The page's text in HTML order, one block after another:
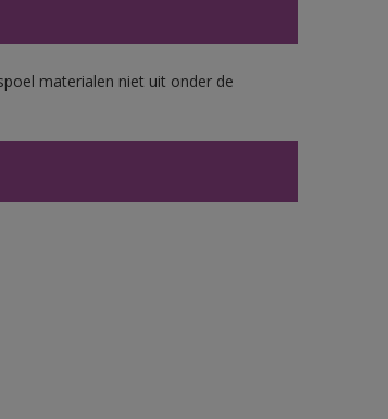
materialen niet uit onder de